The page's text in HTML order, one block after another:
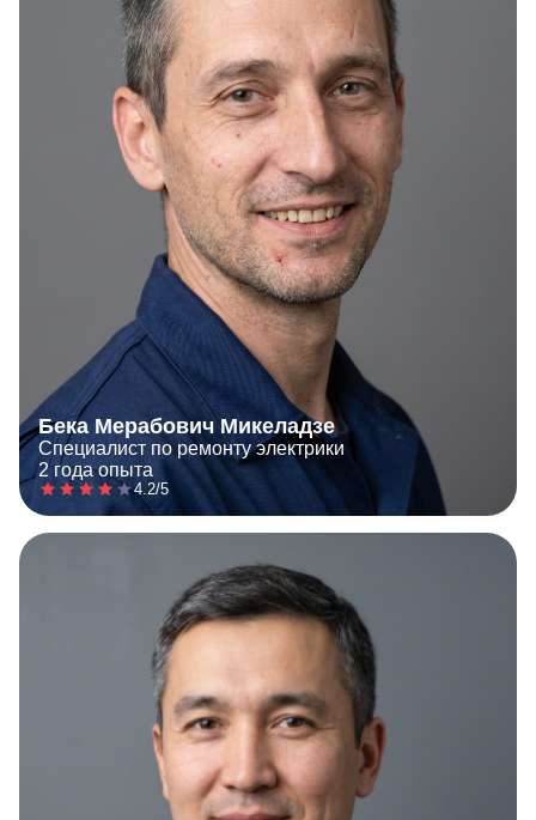
Бека Мерабович Микеладзе
Специалист по ремонту электрики
2 года опыта
4.2/5